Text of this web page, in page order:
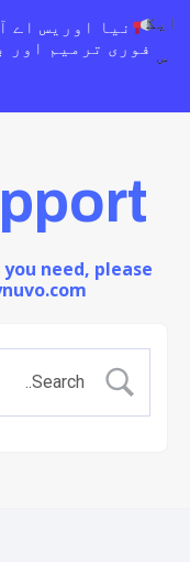
need, please
نیا اوریس اے
فوری ترمیم اور
ایک
س